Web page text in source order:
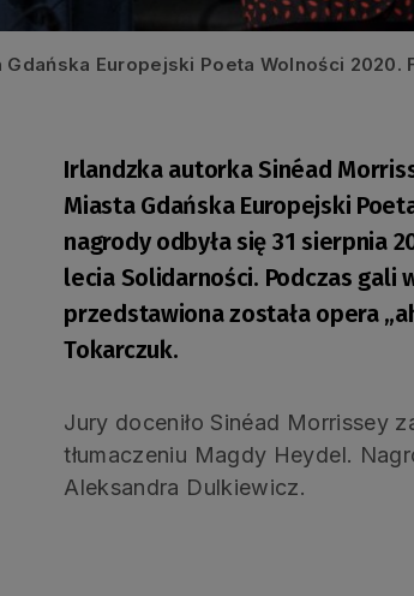
Europejski Poeta Wolności 2020.
Irlandzka autorka Sinéad
Miasta Gdańska Europejski
nagrody odbyła się 31 sierpnia
lecia Solidarności. Podczas gali
przedstawiona została opera
Tokarczuk.
Jury doceniło Sinéad Morrissey
tłumaczeniu Magdy Heydel.
Aleksandra Dulkiewicz.